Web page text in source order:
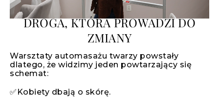
DROGA, KTÓRA PROWADZI DO
ZMIANY
Warsztaty automasażu twarzy powstały
dlatego, że widzimy jeden powtarzający się
schemat:
✅Kobiety dbają o skórę.